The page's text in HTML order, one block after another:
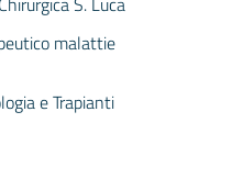
malattie
e Trapianti